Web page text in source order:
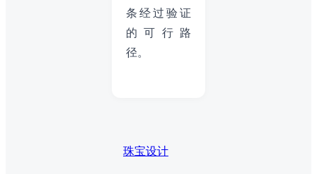
条经过验证
的可行路
径。
珠宝设计